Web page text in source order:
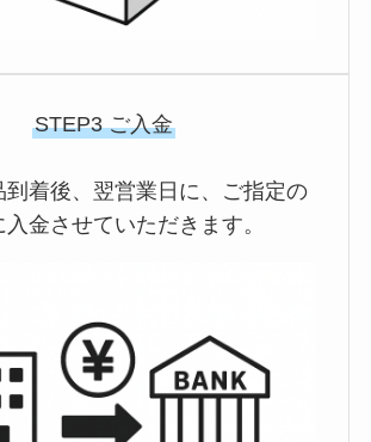
STEP3 ご入金
到着後、翌営業日に、ご指定の
入金させていただきます。